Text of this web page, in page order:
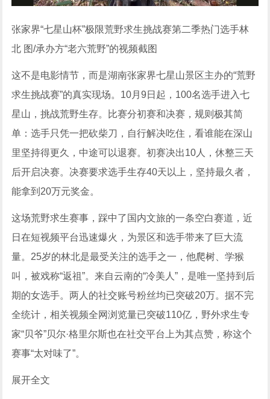
张家界“七星山杯”极限荒野求生挑战赛第二季热门选手林
北 图/承办方“老六荒野”的视频截图
这不是电影情节，而是湖南张家界七星山景区主办的“荒野
求生挑战赛”的真实现场。10月9日起，100名选手进入七
星山，挑战荒野生存。比赛分初赛和决赛，规则极其简
单：选手只凭一把砍柴刀，自行解决吃住，看谁能在深山
里坚持得更久，中途可以退赛。初赛决出10人，休整三天
后开启决赛。决赛要求选手生存40天以上，坚持最久者，
能拿到20万元奖金。
这场荒野求生赛事，踩中了国内文旅的一条空白赛道，近
日在短视频平台迅速爆火，为景区和选手带来了巨大流
量。25岁的林北是最受关注的选手之一，他爬树、学猴
叫，被戏称“返祖”。来自云南的“冷美人”，是唯一坚持到后
期的女选手。两人的社交账号粉丝均已突破20万。据不完
全统计，相关视频全网浏览量已突破110亿，野外求生专
家“贝爷”贝尔·格里尔斯也在社交平台上为其点赞，称这个
赛事“太对味了”。
展开全文